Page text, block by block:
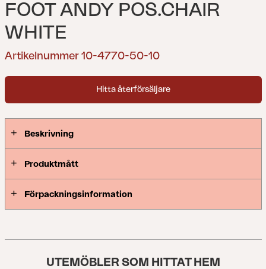
FOOT ANDY POS.CHAIR
WHITE
Artikelnummer 10-4770-50-10
Hitta återförsäljare
Beskrivning
Produktmått
Förpackningsinformation
UTEMÖBLER SOM HITTAT HEM